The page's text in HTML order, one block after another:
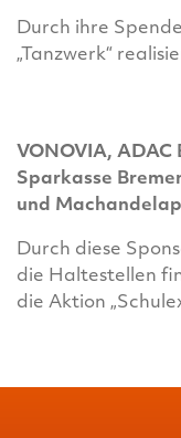
Durch ihre
„Tanzwerk“
VONOVIA, ADAC
Sparkasse
und
Durch diese
die Haltestellen
die Aktion